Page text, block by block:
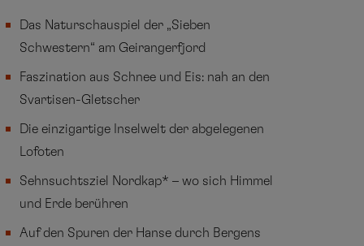
Das Naturschauspiel der „Sieben
Schwestern“ am Geirangerfjord
Faszination aus Schnee und Eis: nah an den
Svartisen-Gletscher
Die einzigartige Inselwelt der abgelegenen
Lofoten
Sehnsuchtsziel Nordkap* – wo sich Himmel
und Erde berühren
Auf den Spuren der Hanse durch Bergens